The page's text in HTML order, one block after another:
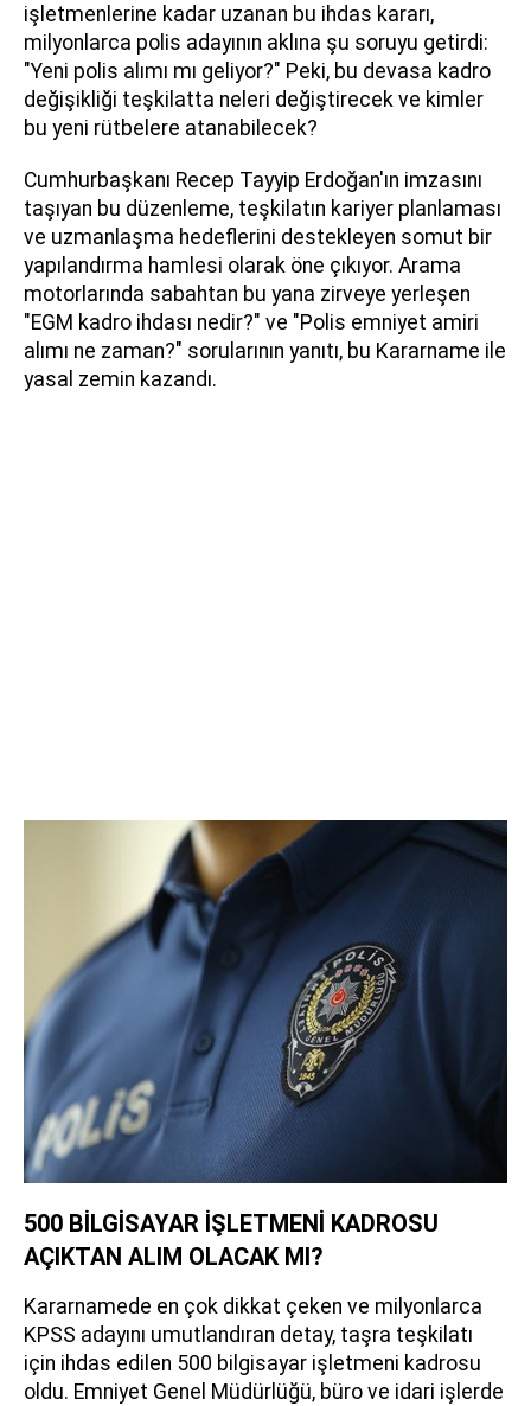
işletmenlerine kadar uzanan bu ihdas kararı,
milyonlarca polis adayının aklına şu soruyu getirdi:
"Yeni polis alımı mı geliyor?" Peki, bu devasa kadro
değişikliği teşkilatta neleri değiştirecek ve kimler
bu yeni rütbelere atanabilecek?
Cumhurbaşkanı Recep Tayyip Erdoğan'ın imzasını
taşıyan bu düzenleme, teşkilatın kariyer planlaması
ve uzmanlaşma hedeflerini destekleyen somut bir
yapılandırma hamlesi olarak öne çıkıyor. Arama
motorlarında sabahtan bu yana zirveye yerleşen
"EGM kadro ihdası nedir?" ve "Polis emniyet amiri
alımı ne zaman?" sorularının yanıtı, bu Kararname ile
yasal zemin kazandı.
500 BİLGİSAYAR İŞLETMENİ KADROSU
AÇIKTAN ALIM OLACAK MI?
Kararnamede en çok dikkat çeken ve milyonlarca
KPSS adayını umutlandıran detay, taşra teşkilatı
için ihdas edilen 500 bilgisayar işletmeni kadrosu
oldu. Emniyet Genel Müdürlüğü, büro ve idari işlerde